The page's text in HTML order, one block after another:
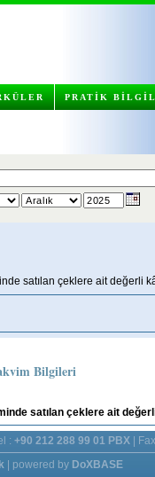
PRATİK
satılan çeklere ait değerli
Bilgileri
satılan çeklere ait
: +90 212 288 99 01 PBX |
| powered by DoXBASE